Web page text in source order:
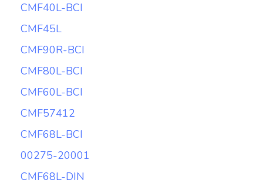
CMF40L-BCI
CMF45L
CMF90R-BCI
CMF80L-BCI
CMF60L-BCI
CMF57412
CMF68L-BCI
00275-20001
CMF68L-DIN